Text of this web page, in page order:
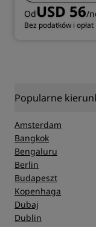
OdUSD 56/
Bez podatków i opłat
Popularne
Amsterdam
Bangkok
Bengaluru
Berlin
Budapeszt
Kopenhaga
Dubaj
Dublin